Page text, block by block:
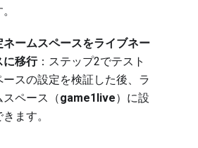
ネームスペースをライブネー
に移行：ステップ2でテスト
ースの設定を検証した後、ラ
ペース（game1live）に設
ます。